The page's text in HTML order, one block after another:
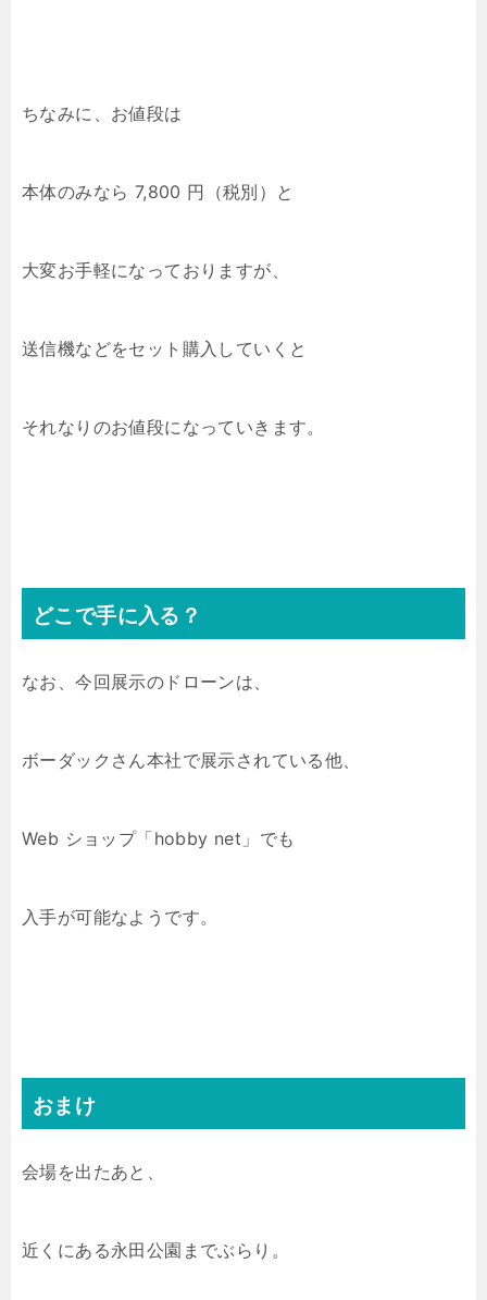
ちなみに、お値段は
本体のみなら 7,800 円（税別）と
大変お手軽になっておりますが、
送信機などをセット購入していくと
それなりのお値段になっていきます。
どこで手に入る？
なお、今回展示のドローンは、
ボーダックさん本社で展示されている他、
Web ショップ「hobby net」でも
入手が可能なようです。
おまけ
会場を出たあと、
近くにある永田公園までぶらり。